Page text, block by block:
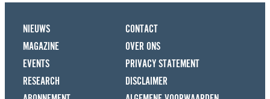
NIEUWS
MAGAZINE
EVENTS
RESEARCH
CONTACT
OVER ONS
PRIVACY STATEMENT
DISCLAIMER